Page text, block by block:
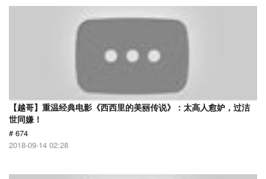
【越哥】重温经典电影《西西里的美丽传说》：太高人愈妒，过洁
世同嫌！
# 674
2018-09-14 02:28